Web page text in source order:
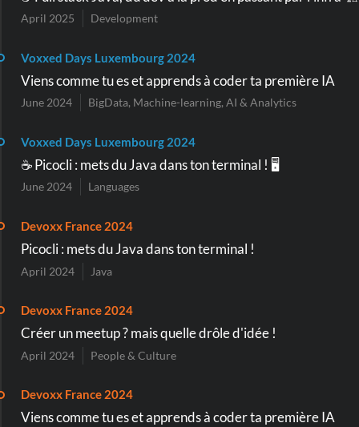
April 2025 Development
Voxxed Days Luxembourg 2024
Viens comme tu es et apprends à coder ta première IA
June 2024 BigData, Machine-learning, AI & Analytics
Voxxed Days Luxembourg 2024
☕️ Picocli : mets du Java dans ton terminal ! 🖥️
June 2024 Languages
Devoxx France 2024
Picocli : mets du Java dans ton terminal !
April 2024 Java
Devoxx France 2024
Créer un meetup ? mais quelle drôle d'idée !
April 2024 People & Culture
Devoxx France 2024
Viens comme tu es et apprends à coder ta première IA